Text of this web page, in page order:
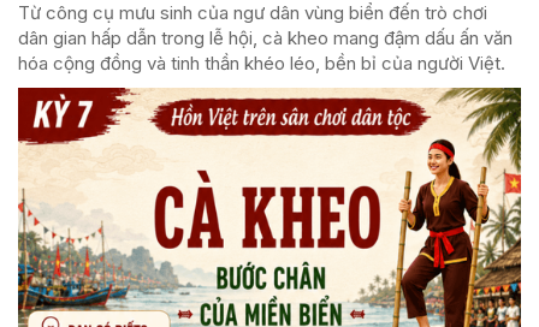
Từ công cụ mưu sinh của ngư dân vùng biển đến trò chơi
dân gian hấp dẫn trong lễ hội, cà kheo mang đậm dấu ấn văn
hóa cộng đồng và tinh thần khéo léo, bền bỉ của người Việt.